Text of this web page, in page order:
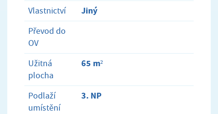
Vlastnictví Jiný
Převod do
OV
Užitná
plocha
65 m²
Podlaží
umístění
3. NP